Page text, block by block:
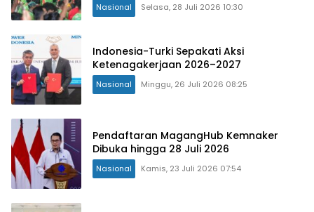
Nasional Selasa, 28 Juli 2026 10:30
Indonesia-Turki Sepakati Aksi
Ketenagakerjaan 2026–2027
Nasional Minggu, 26 Juli 2026 08:25
Pendaftaran MagangHub Kemnaker
Dibuka hingga 28 Juli 2026
Nasional Kamis, 23 Juli 2026 07:54